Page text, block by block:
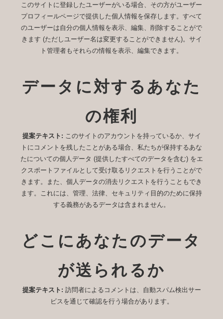
このサイトに登録したユーザーがいる場合、その方がユーザー
プロフィールページで提供した個人情報を保存します。すべて
のユーザーは自分の個人情報を表示、編集、削除することがで
きます (ただしユーザー名は変更することができません)。サイ
ト管理者もそれらの情報を表示、編集できます。
データに対するあなた
の権利
提案テキスト: このサイトのアカウントを持っているか、サイ
トにコメントを残したことがある場合、私たちが保持するあな
たについての個人データ (提供したすべてのデータを含む) をエ
クスポートファイルとして受け取るリクエストを行うことがで
きます。また、個人データの消去リクエストを行うこともでき
ます。これには、管理、法律、セキュリティ目的のために保持
する義務があるデータは含まれません。
どこにあなたのデータ
が送られるか
提案テキスト: 訪問者によるコメントは、自動スパム検出サー
ビスを通じて確認を行う場合があります。